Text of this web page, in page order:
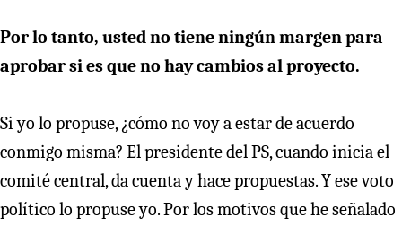
Por lo tanto, usted no tiene ningún margen para
aprobar si es que no hay cambios al proyecto.
Si yo lo propuse, ¿cómo no voy a estar de acuerdo
conmigo misma? El presidente del PS, cuando inicia el
comité central, da cuenta y hace propuestas. Y ese voto
político lo propuse yo. Por los motivos que he señalado